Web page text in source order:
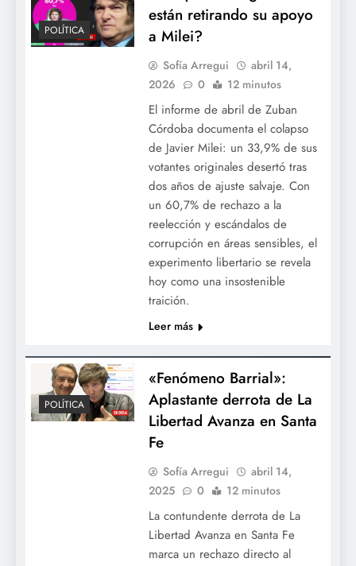
POLÍTICA
están retirando su apoyo
a Milei?
Sofía Arregui
abril 14,
2026
0 12 minutos
El informe de abril de Zuban
Córdoba documenta el colapso
de Javier Milei: un 33,9% de sus
votantes originales desertó tras
dos años de ajuste salvaje. Con
un 60,7% de rechazo a la
reelección y escándalos de
corrupción en áreas sensibles, el
experimento libertario se revela
hoy como una insostenible
traición.
Leer más
POLÍTICA
«Fenómeno Barrial»:
Aplastante derrota de La
Libertad Avanza en Santa
Fe
Sofía Arregui
abril 14,
2025
0 12 minutos
La contundente derrota de La
Libertad Avanza en Santa Fe
marca un rechazo directo al